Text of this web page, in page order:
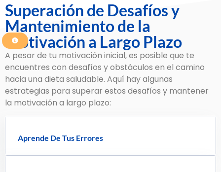
Superación de Desafíos y
Mantenimiento de la
Motivación a Largo Plazo
A pesar de tu motivación inicial, es posible que te
encuentres con desafíos y obstáculos en el camino
hacia una dieta saludable. Aquí hay algunas
estrategias para superar estos desafíos y mantener
la motivación a largo plazo:
Aprende De Tus Errores